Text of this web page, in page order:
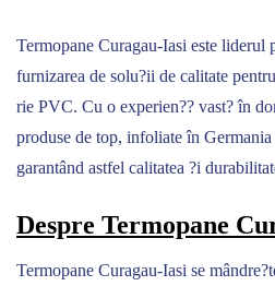
Termopane Curagau-Iasi este liderul
furnizarea de solu?ii de calitate
rie PVC. Cu o experien?? vast? în
produse de top, infoliate în
garantând astfel calitatea ?i
Despre Termopane
Termopane Curagau-Iasi se